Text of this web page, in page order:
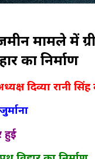
जमीन मामले में
का निर्माण
दिव्या रानी
हुई